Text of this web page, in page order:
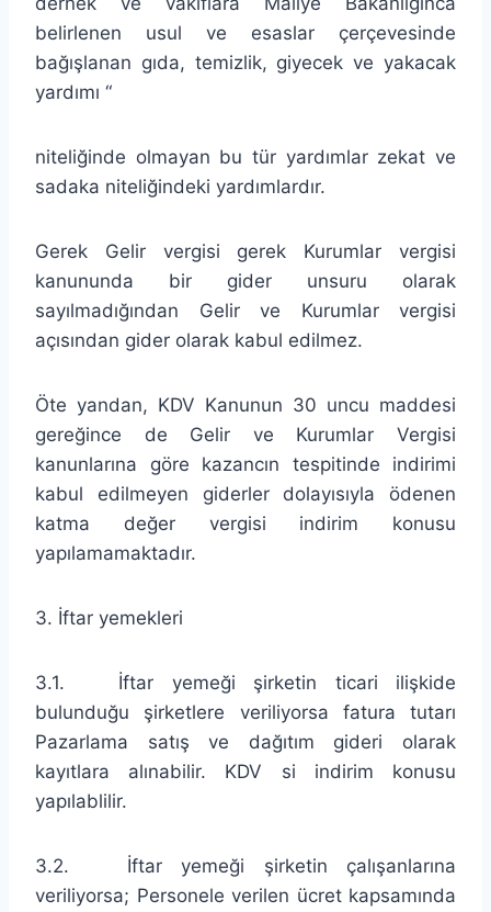
belirlenen usul ve esaslar çerçevesinde
bağışlanan gıda, temizlik, giyecek ve yakacak
yardımı “
niteliğinde olmayan bu tür yardımlar zekat ve
sadaka niteliğindeki yardımlardır.
Gerek Gelir vergisi gerek Kurumlar vergisi
kanununda bir gider unsuru olarak
sayılmadığından Gelir ve Kurumlar vergisi
açısından gider olarak kabul edilmez.
Öte yandan, KDV Kanunun 30 uncu maddesi
gereğince de Gelir ve Kurumlar Vergisi
kanunlarına göre kazancın tespitinde indirimi
kabul edilmeyen giderler dolayısıyla ödenen
katma değer vergisi indirim konusu
yapılamamaktadır.
3. İftar yemekleri
3.1. İftar yemeği şirketin ticari ilişkide
bulunduğu şirketlere veriliyorsa fatura tutarı
Pazarlama satış ve dağıtım gideri olarak
kayıtlara alınabilir. KDV si indirim konusu
yapılablilir.
3.2. İftar yemeği şirketin çalışanlarına
veriliyorsa; Personele verilen ücret kapsamında